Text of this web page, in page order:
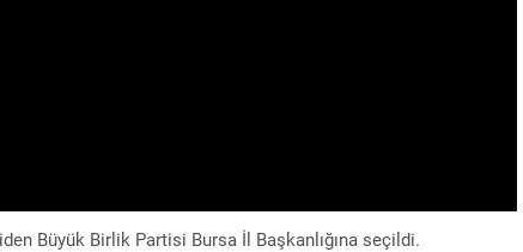
Büyük Birlik Partisi Bursa İl Başkanlığına seçildi.